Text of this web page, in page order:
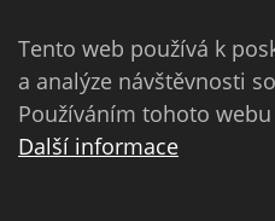
Tento web používá k
a analýze návštěvnosti
Používáním tohoto
Další informace